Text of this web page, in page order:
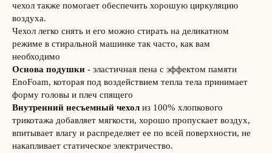
чехол также помогает обеспечить хорошую циркуляцию
воздуха.
Чехол легко снять и его можно стирать на деликатном
режиме в стиральной машинке так часто, как вам
необходимо
Основа подушки - эластичная пена с эффектом памяти
EnoFoam, которая под воздействием тепла тела принимает
форму головы и плеч спящего
Внутренний несъемный чехол из 100% хлопкового
трикотажа добавляет мягкости, хорошо пропускает воздух,
впитывает влагу и распределяет ее по всей поверхности, не
накапливает статическое электричество.